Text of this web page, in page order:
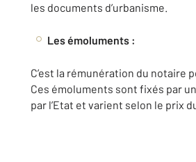
les documents d’urbanisme.
Les émoluments :
C’est la rémunération du notaire
Ces émoluments sont fixés par
par l’Etat et varient selon le prix